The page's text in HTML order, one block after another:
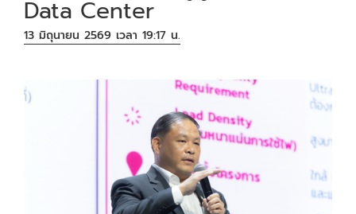
Data Center
13 มิถุนายน 2569 เวลา 19:17 น.